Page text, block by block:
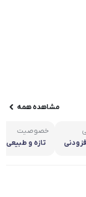
مشاهده همه
خصوصیت
تازه و طبیعی